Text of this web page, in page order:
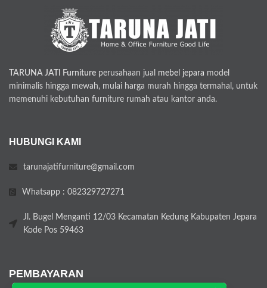
TARUNA JATI Furniture perusahaan jual mebel jepara model
minimalis hingga mewah, mulai harga murah hingga termahal, untuk
memenuhi kebutuhan furniture rumah atau kantor anda.
HUBUNGI KAMI
tarunajatifurniture@gmail.com
Whatsapp : 082329727271
Jl. Bugel Menganti 12/03 Kecamatan Kedung Kabupaten Jepara
Kode Pos 59463
PEMBAYARAN